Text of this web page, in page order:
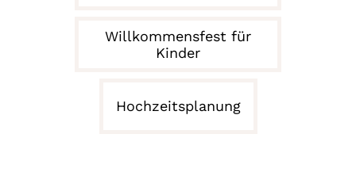
Willkommensfest für
Kinder
Hochzeitsplanung